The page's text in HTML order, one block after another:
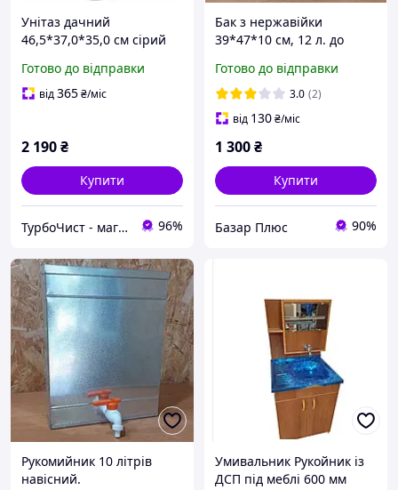
Унітаз дачний
46,5*37,0*35,0 см сірий
(А0057420)
Готово до відправки
від365₴/міс
2 190₴
Купити
ТурбоЧист - магазин сантехніки 96%
Бак з нержавійки
39*47*10 см, 12 л. до
Готово до відправки
3.0 (2)
від 130₴/міс
1 300₴
Купити
Базар Плюс 90%
Рукомийник 10 літрів
навісний.
Умивальник Рукойник із
ДСП під меблі 600 мм